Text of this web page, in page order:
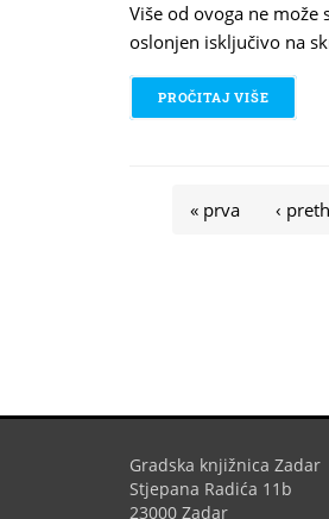
Više od ovoga ne
oslonjen isključivo na
PROČITAJ VIŠE
Stranice
« prva ‹
Gradska knjižnica Zadar
Stjepana Radića 11b
23000 Zadar